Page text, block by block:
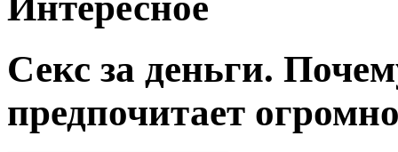
Секс за деньги.
предпочитает